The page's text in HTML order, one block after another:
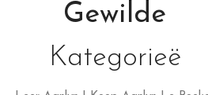
Gewilde
Kategorieë